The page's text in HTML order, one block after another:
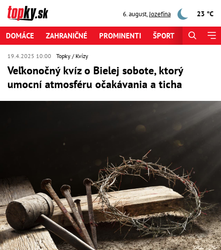
6. august,Jozefína 23 °C
DOMÁCE ZAHRANIČNÉ PROMINENTI ŠPORT
19.4.2025 10:00 Topky Kvízy
Veľkonočný kvíz o Bielej sobote, ktorý
umocní atmosféru očakávania a ticha